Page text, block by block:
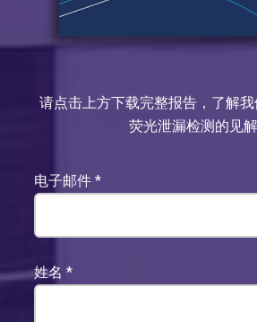
请点击上方下载完整报告，了解
荧光泄漏检测的见解
电子邮件 *
姓名 *